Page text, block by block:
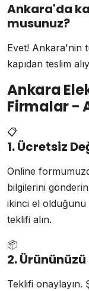
Ankara'da
musunuz?
Evet! Ankara'nin
kapıdan teslim
Ankara
Firmalar -
📋
1. Ücretsiz
Online
bilgilerini
ikinci el olduğunu
teklifi alın.
📦
2.
Teklifi onaylayın.